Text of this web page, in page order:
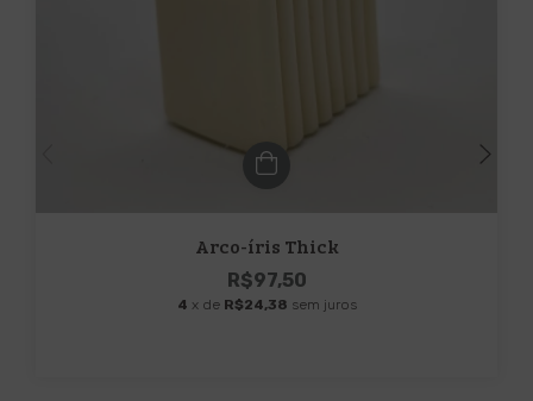
Arco-íris Thick
R$97,50
4 x de R$24,38 sem juros